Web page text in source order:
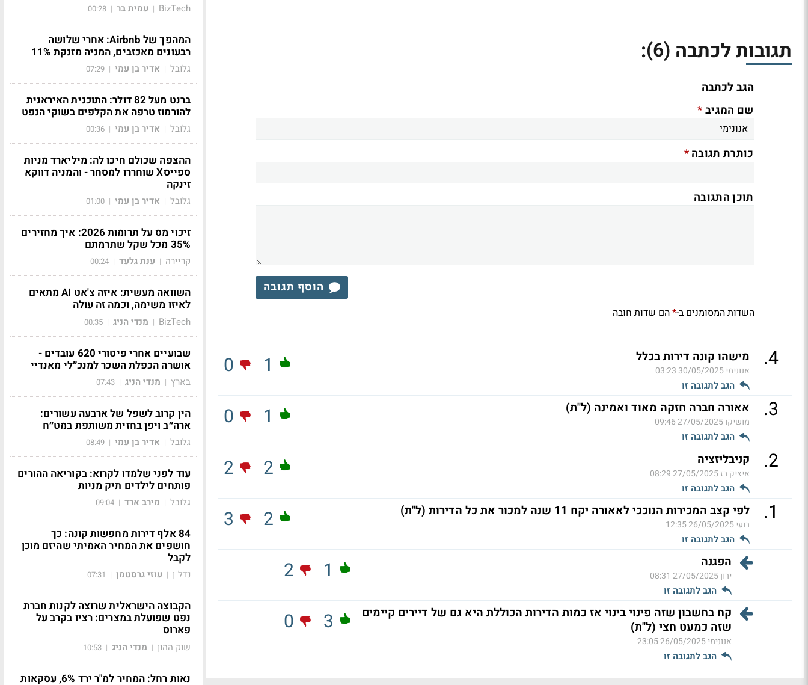
תגובות לכתבה (6)
:
הגב לכתבה
שם המגיב*
כותרת תגובה*
תוכן התגובה
הוסף תגובה
השדות המסומנים ב-*הם שדות חובה
4
. מישהו קונה דירות בכלל
אנונימי30/05/2025 03:23
הגב לתגובה זו
1
0
3
. אאורה חברה חזקה מאוד ואמינה (ל"ת)
מושיקו27/05/2025 09:46
הגב לתגובה זו
1
0
2
. קניבליזציה
איציק רז27/05/2025 08:29
הגב לתגובה זו
2
2
1
. לפי קצב המכירות הנוככי לאאורה יקח 11 שנה למכור את כל הדירות (ל"ת)
רועי26/05/2025 12:35
הגב לתגובה זו
2
3
הפגנה
ירון27/05/2025 08:31
הגב לתגובה זו
1
2
קח בחשבון שזה פינוי בינוי אז כמות הדירות הכוללת היא גם של דיירים קיימים
שזה כמעט חצי (ל"ת)
אנונימי26/05/2025 23:05
הגב לתגובה זו
3
0
BizTech
| עמית בר |
00:28
המהפך של Airbnb: אחרי שלושה
רבעונים מאכזבים, המניה מזנקת 11%
גלובל | אדיר בן עמי |
07:29
ברנט מעל 82 דולר: התוכנית האיראנית
להורמוז טרפה את הקלפים בשוקי הנפט
גלובל | אדיר בן עמי |
00:36
ההצפה שכולם חיכו לה: מיליארד מניות
ספייסX שוחררו למסחר - והמניה דווקא
זינקה
גלובל | אדיר בן עמי |
01:00
זיכוי מס על תרומות 2026: איך מחזירים
35% מכל שקל שתרמתם
קריירה | ענת גלעד |
00:24
השוואה מעשית: איזה צ'אט AI מתאים
לאיזו משימה, וכמה זה עולה
BizTech
| מנדי הניג |
00:35
שבועיים אחרי פיטורי 620 עובדים -
אושרה הכפלת השכר למנכ״לי מאנדיי
בארץ | מנדי הניג |
07:43
הין קרוב לשפל של ארבעה עשורים:
ארה״ב ויפן בחזית משותפת במט״ח
גלובל | אדיר בן עמי |
08:49
עוד לפני שלמדו לקרוא: בקוריאה ההורים
פותחים לילדים תיק מניות
גלובל | מירב ארד |
09:04
84 אלף דירות מחפשות קונה: כך
חושפים את המחיר האמיתי שהיזם מוכן
לקבל
נדל"ן | עוזי גרסטמן |
07:31
הקבוצה הישראלית שרוצה לקנות חברת
נפט שפועלת במצרים: רציו בקרב על
פארוס
שוק ההון | מנדי הניג |
10:53
נאות רחל: המחיר למ"ר ירד 6%, עסקאות